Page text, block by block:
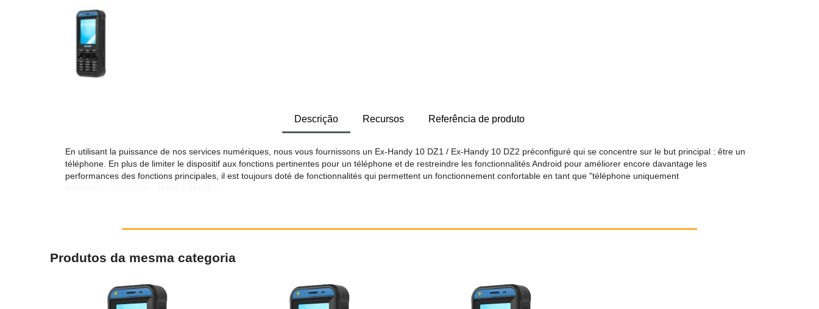
Descrição Recursos Referência de produto
En utilisant la puissance de nos services numériques, nous vous fournissons un Ex-Handy 10 DZ1 / Ex-Handy 10 DZ2 préconfiguré qui se concentre sur le but principal : être un
téléphone. En plus de limiter le dispositif aux fonctions pertinentes pour un téléphone et de restreindre les fonctionnalités Android pour améliorer encore davantage les
performances des fonctions principales, il est toujours doté de fonctionnalités qui permettent un fonctionnement confortable en tant que "téléphone uniquement
Produtos da mesma categoria